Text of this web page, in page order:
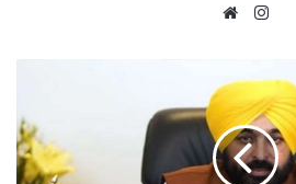
Website
के
मौके
पर